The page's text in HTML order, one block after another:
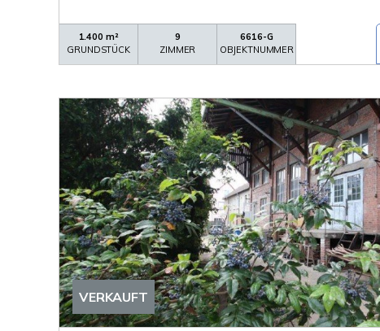
1.400 m²
GRUNDSTÜCK
9
ZIMMER
6616-G
OBJEKTNUMMER
VERKAUFT